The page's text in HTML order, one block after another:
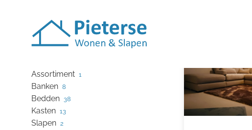
CATEGORIE
Assortiment 1
Banken 8
Bedden 38
Kasten 13
Slapen 2